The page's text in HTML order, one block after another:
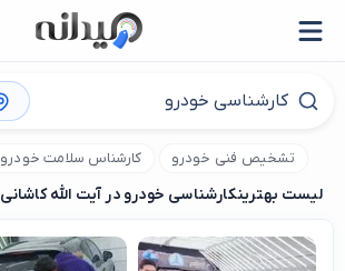
تشخیص فنی خودرو کارشناس سلامت خودرو
لیست بهترینکارشناسی خودرو در آیت الله کاشانی